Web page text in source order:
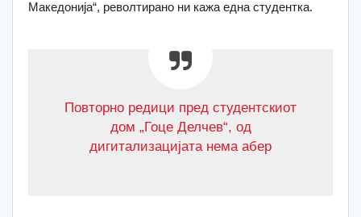
Македонија“, револтирано ни кажа една студентка.
Повторно редици пред студентскиот
дом „Гоце Делчев“, од
дигитализацијата нема абер